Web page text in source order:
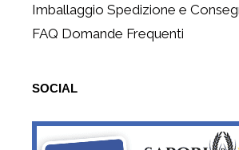
Imballaggio Spedizione e
FAQ Domande Frequenti
SOCIAL